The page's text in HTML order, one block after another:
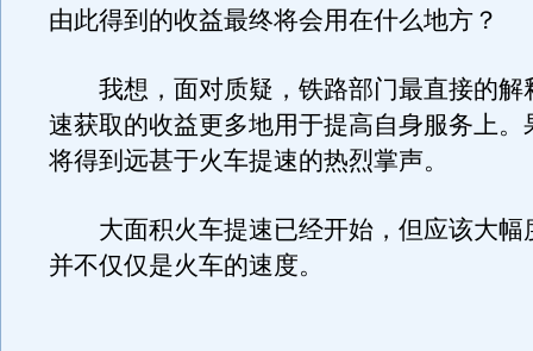
由此得到的收益最终将会用在什么地方？
我想，面对质疑，铁路部门最直接的解
速获取的收益更多地用于提高自身服务上。
将得到远甚于火车提速的热烈掌声。
大面积火车提速已经开始，但应该大幅
并不仅仅是火车的速度。